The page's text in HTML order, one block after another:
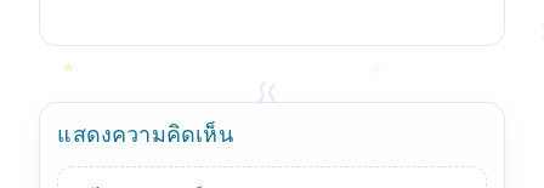
แสดงความคิดเห็น